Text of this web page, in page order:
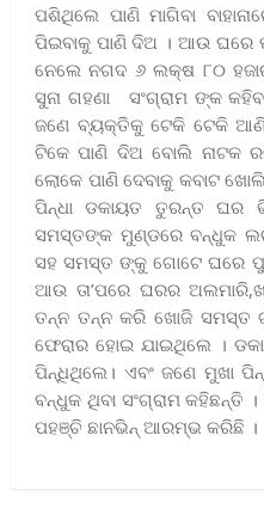
ପଶିଥିଲେ ପାଣି ମାଗିବା
ପିଇବାକୁ ପାଣି ଦିଅ । ଆଉ ଘରେ
ନେଲେ ନଗଦ ୬ ଲକ୍ଷ ୮୦
ସୁନା ଗହଣା ସଂଗ୍ରାମ ଙ୍କ
ଜଣେ ବ୍ୟକ୍ତିକୁ ଟେକି ଟେକି
ଟିକେ ପାଣି ଦିଅ ବୋଲି ନାଟକ
ଲୋକେ ପାଣି ଦେବାକୁ କବାଟ
ପିନ୍ଧା ଡକାୟତ ତୁରନ୍ତ
ସମସ୍ତଙ୍କ ମୁଣ୍ଡରେ ବନ୍ଧୁକ
ସହ ସମସ୍ତ ଙ୍କୁ ଗୋଟେ ଘରେ
ଆଉ ତା’ପରେ ଘରର
ତନ୍ନ ତନ୍ନ କରି ଖୋଜି ସମସ୍ତ
ଫେରାର ହୋଇ ଯାଇଥିଲେ ।
ପିନ୍ଧିଥିଲେ। ଏବଂ ଜଣେ ମୁଖା
ବନ୍ଧୁକ ଥିବା ସଂଗ୍ରାମ କହିଛନ୍ତି
ପହଞ୍ଚି ଛାନଭିନ୍ ଆରମ୍ଭ କରିଛି ।